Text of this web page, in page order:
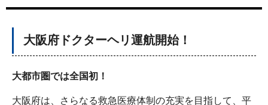
大阪府ドクターヘリ運航開始！
大都市圏では全国初！
大阪府は、さらなる救急医療体制の充実を目指して、平